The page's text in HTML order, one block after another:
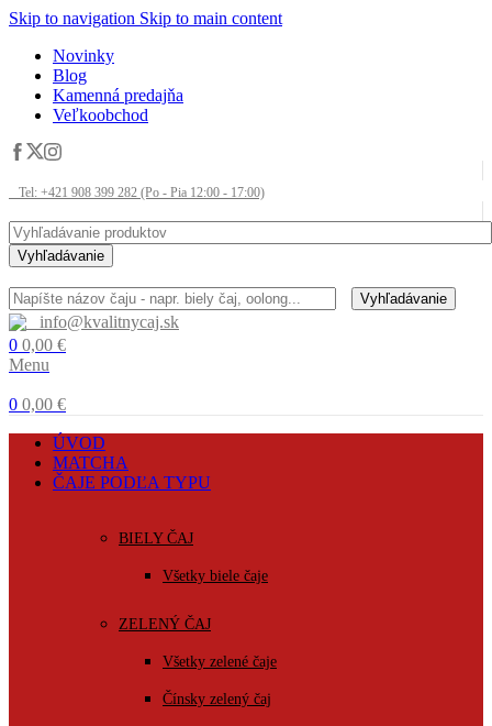
Skip to navigation Skip to main content
Novinky
Blog
Kamenná predajňa
Veľkoobchod
Tel: +421 908 399 282 (Po - Pia 12:00 - 17:00)
Vyhľadávanie
Vyhľadávanie
info@kvalitnycaj.sk
0 0,00 €
Menu
0 0,00 €
ÚVOD
MATCHA
ČAJE PODĽA TYPU
BIELY ČAJ
Všetky biele čaje
ZELENÝ ČAJ
Všetky zelené čaje
Čínsky zelený čaj